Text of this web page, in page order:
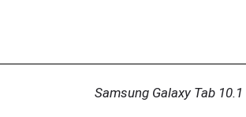
Samsung Galaxy Tab 10.1